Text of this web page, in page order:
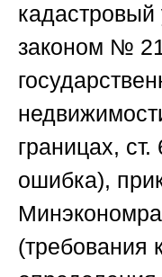
законом №
границах,
ошибка),
(требования